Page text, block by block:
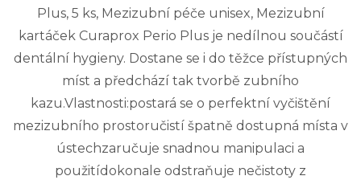
Plus, 5 ks, Mezizubní péče unisex, Mezizubní
kartáček Curaprox Perio Plus je nedílnou součástí
dentální hygieny. Dostane se i do těžce přístupných
míst a předchází tak tvorbě zubního
kazu.Vlastnosti:postará se o perfektní vyčištění
mezizubního prostoručistí špatně dostupná místa v
ústechzaručuje snadnou manipulaci a
použitídokonale odstraňuje nečistoty z